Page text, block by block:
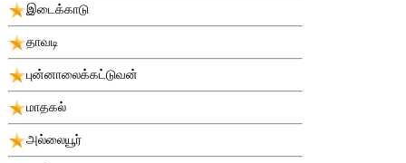
இடைக்காடு
தாவடி
புன்னாலைக்கட்டுவன்
மாதகல்
அல்லையூர்